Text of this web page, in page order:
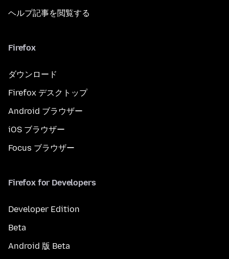
ヘルプ記事を閲覧する
Firefox
ダウンロード
Firefox デスクトップ
Android ブラウザー
iOS ブラウザー
Focus ブラウザー
Firefox for Developers
Developer Edition
Beta
Android 版 Beta